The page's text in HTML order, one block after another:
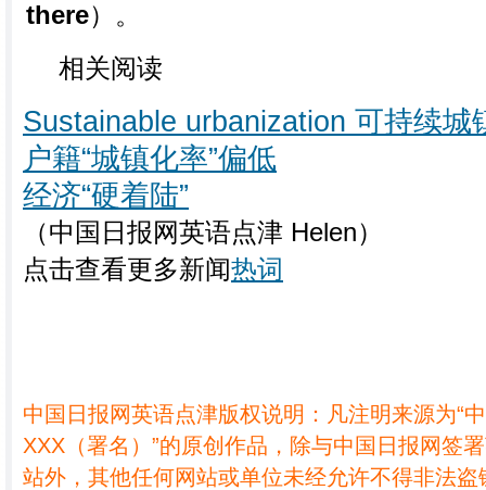
there）。
相关阅读
Sustainable urbanization 可持续城
户籍“城镇化率”偏低
经济“硬着陆”
（中国日报网英语点津 Helen）
点击查看更多新闻热词
中国日报网英语点津版权说明：凡注明来源为“
XXX（署名）”的原创作品，除与中国日报网签
站外，其他任何网站或单位未经允许不得非法